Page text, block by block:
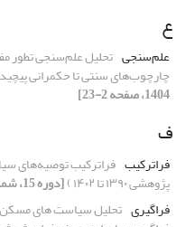
ع
علم‌سنجی تحلیل علم‌سنجی تطور
چارچوب‌های سنتی تا حکمرانی
1404، صفحه 2-23]
ف
فراترکیب فراترکیب توصیه‌های
پژوهشی ۱۳۹۰ تا ۱۴۰۲ )
[دوره 15، شماره 54، 1404، صفحه 70-93]
فراگیری تحلیل سیاست های مسکن